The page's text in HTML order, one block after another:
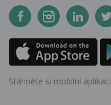
Stáhněte si mobilní aplikaci